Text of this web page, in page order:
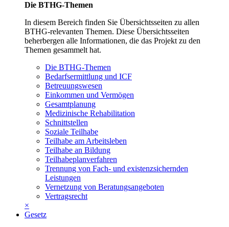
Die BTHG-Themen
In diesem Bereich finden Sie Übersichtsseiten zu allen
BTHG-relevanten Themen. Diese Übersichtsseiten
beherbergen alle Informationen, die das Projekt zu den
Themen gesammelt hat.
Die BTHG-Themen
Bedarfsermittlung und ICF
Betreuungswesen
Einkommen und Vermögen
Gesamtplanung
Medizinische Rehabilitation
Schnittstellen
Soziale Teilhabe
Teilhabe am Arbeitsleben
Teilhabe an Bildung
Teilhabeplanverfahren
Trennung von Fach- und existenzsichernden
Leistungen
Vernetzung von Beratungsangeboten
Vertragsrecht
×
Gesetz